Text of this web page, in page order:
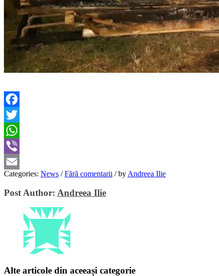
Facebook
Twitter
WhatsApp
Viber
Email
Categories: News / Fără comentarii /by Andreea Ilie
Post Author: Andreea Ilie
Alte articole din aceeași categorie